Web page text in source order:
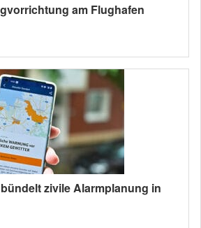
am Flughafen
zivile Alarmplanung in